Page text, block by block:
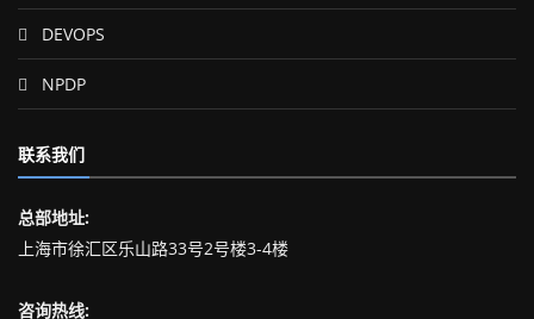
DEVOPS
NPDP
联系我们
总部地址:
上海市徐汇区乐山路33号2号楼3-4楼
咨询热线: